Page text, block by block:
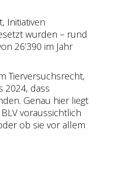
Initiativen
wurden – rund
26’390 im Jahr
Tierversuchsrecht,
2024, dass
Genau hier liegt
voraussichtlich
ob sie vor allem